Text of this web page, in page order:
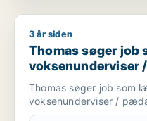
Thomas søger job som
3 år siden
Thomas søger
voksenunderviser
Thomas søger job som
voksenunderviser /